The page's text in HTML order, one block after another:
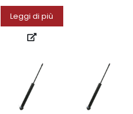
Leggi di più